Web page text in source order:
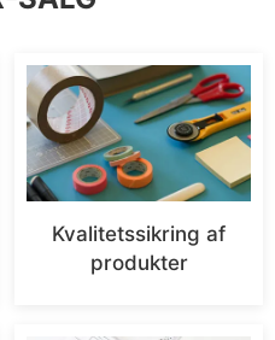
Kvalitetssikring af
produkter